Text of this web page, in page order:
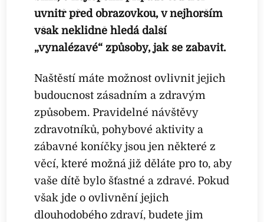
uvnitř před obrazovkou, v nejhorším
však neklidně hledá další
„vynalézavé“ způsoby, jak se zabavit.
Naštěstí máte možnost ovlivnit jejich
budoucnost zásadním a zdravým
způsobem. Pravidelné návštěvy
zdravotníků, pohybové aktivity a
zábavné koníčky jsou jen některé z
věcí, které možná již děláte pro to, aby
vaše dítě bylo šťastné a zdravé. Pokud
však jde o ovlivnění jejich
dlouhodobého zdraví, budete jim